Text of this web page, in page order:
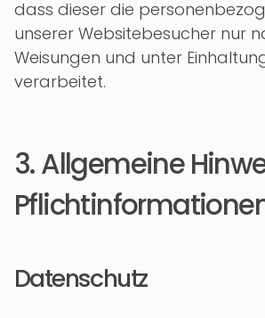
dass dieser die
unserer Websitebesucher nur
Weisungen und unter
verarbeitet.
3. Allgemeine
Datenschutz